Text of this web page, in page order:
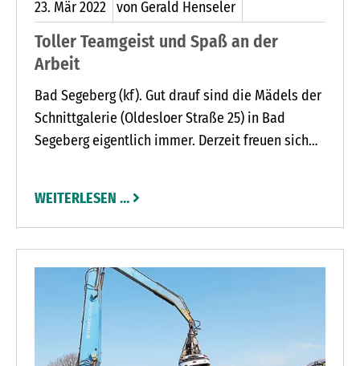
23. Mär2022 von Gerald Henseler
Toller Teamgeist und Spaß an der
Arbeit
Bad Segeberg (kf). Gut drauf sind die Mädels der
Schnittgalerie (Oldesloer Straße 25) in Bad
Segeberg eigentlich immer. Derzeit freuen sich
Schnittgalerie besteht am 1. April stolze zehn
Jahre.
WEITERLESEN …